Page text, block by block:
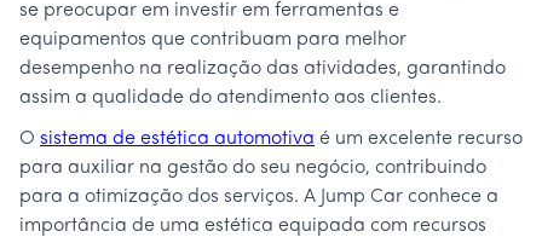
se preocupar em investir em ferramentas e
equipamentos que contribuam para melhor
desempenho na realização das atividades, garantindo
assim a qualidade do atendimento aos clientes.
O sistema de estética automotiva é um excelente recurso
para auxiliar na gestão do seu negócio, contribuindo
para a otimização dos serviços. A Jump Car conhece a
importância de uma estética equipada com recursos